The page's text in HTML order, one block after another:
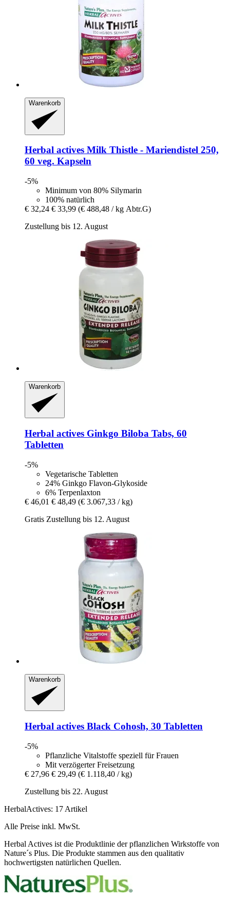
Warenkorb
Herbal actives Milk Thistle -​ Mariendistel 250,
60 veg. Kapseln
-5%
Minimum von 80% Silymarin
100% natürlich
€ 32,24 € 33,99 (€ 488,48 / kg Abtr.G)
Zustellung bis 12. August
Warenkorb
Herbal actives Ginkgo Biloba Tabs, 60
Tabletten
-5%
Vegetarische Tabletten
24% Ginkgo Flavon-Glykoside
6% Terpenlaxton
€ 46,01 € 48,49 (€ 3.067,33 / kg)
Gratis Zustellung bis 12. August
Warenkorb
Herbal actives Black Cohosh, 30 Tabletten
-5%
Pflanzliche Vitalstoffe speziell für Frauen
Mit verzögerter Freisetzung
€ 27,96 € 29,49 (€ 1.118,40 / kg)
Zustellung bis 22. August
HerbalActives: 17 Artikel
Alle Preise inkl. MwSt.
Herbal Actives ist die Produktlinie der pflanzlichen Wirkstoffe von
Nature´s Plus. Die Produkte stammen aus den qualitativ
hochwertigsten natürlichen Quellen.